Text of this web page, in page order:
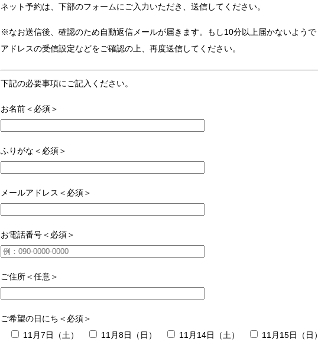
ネット予約は、下部のフォームにご入力いただき、送信してください。
※なお送信後、確認のため自動返信メールが届きます。もし10分以上届かないよう
アドレスの受信設定などをご確認の上、再度送信してください。
下記の必要事項にご記入ください。
お名前＜必須＞
ふりがな＜必須＞
メールアドレス＜必須＞
お電話番号＜必須＞
ご住所＜任意＞
ご希望の日にち＜必須＞
11月7日（土）
11月8日（日） 11月14日（土） 11月15日（日）